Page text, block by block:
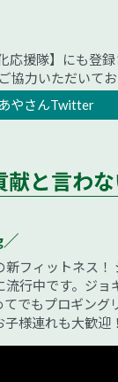
応援隊】にも登
協力いただいてお
やさんTwitter
と言わな
フィットネス
行中です。ジ
でもプロギン
様連れも大歓迎！